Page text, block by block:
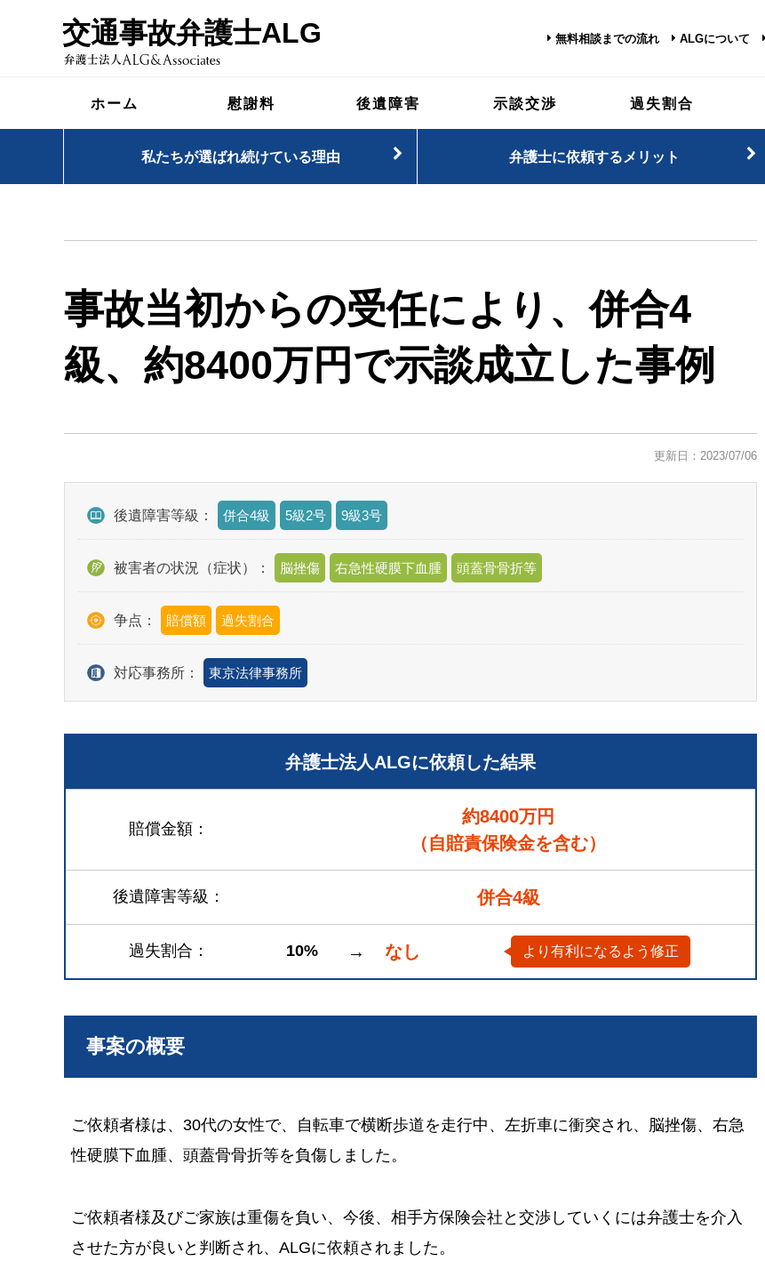
交通事故弁護士ALG 無料相談までの流れ ALGについて
ホーム 慰謝料 後遺障害 示談交渉 過失割合
私たちが選ばれ続けている理由 弁護士に依頼するメリット
事故当初からの受任により、併合4
級、約8400万円で示談成立した事例
更新日：2023/07/06
後遺障害等級： 併合4級 5級2号 9級3号
被害者の状況（症状）： 脳挫傷 右急性硬膜下血腫 頭蓋骨骨折等
争点： 賠償額 過失割合
対応事務所： 東京法律事務所
弁護士法人ALGに依頼した結果
賠償金額
約8400万円
（自賠責保険金を含む）
後遺障害等級 併合4級
過失割合 10% → なし より有利になるよう修正
事案の概要
ご依頼者様は、30代の女性で、自転車で横断歩道を走行中、左折車に衝突され、脳挫傷、右急
性硬膜下血腫、頭蓋骨骨折等を負傷しました。
ご依頼者様及びご家族は重傷を負い、今後、相手方保険会社と交渉していくには弁護士を介入
させた方が良いと判断され、ALGに依頼されました。